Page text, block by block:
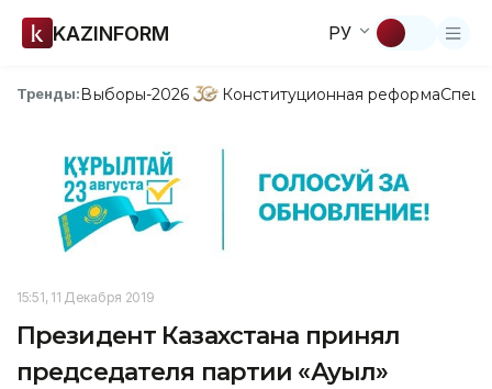
KAZINFORM РУ
Тренды:Выборы-2026 Конституционная реформа
15:51, 11 Декабря 2019
Президент Казахстана принял
председателя партии «Ауыл»